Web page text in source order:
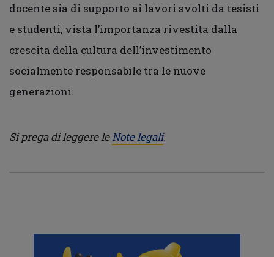
docente sia di supporto ai lavori svolti da tesisti
e studenti, vista l’importanza rivestita dalla
crescita della cultura dell’investimento
socialmente responsabile tra le nuove
generazioni.
Si prega di leggere leNote legali.